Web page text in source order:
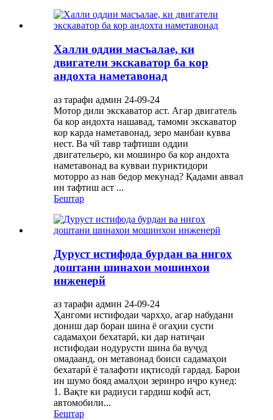
Халли оддии масъалае, ки
двигатели экскаватор ба кор
андохта наметавонад
аз тарафи админ 24-09-24
Мотор дили экскаватор аст. Агар двигатель
ба кор андохта нашавад, тамоми экскаватор
кор карда наметавонад, зеро манбаи кувва
нест. Ва чй тавр тафтиши оддии
двигательеро, ки мошинро ба кор андохта
наметавонад ва кувваи пуриктидори
моторро аз нав бедор мекунад? Қадами аввал
ин тафтиш аст ...
Бештар
Дуруст истифода бурдан ва нигох
доштани шинахои мошинхои
инженерй
аз тарафи админ 24-09-24
Ҳангоми истифодаи чархҳо, агар набудани
дониш дар бораи шина ё огаҳии сусти
садамаҳои бехатарӣ, ки дар натиҷаи
истифодаи нодурусти шина ба вуҷуд
омадаанд, он метавонад боиси садамаҳои
бехатарӣ ё талафоти иқтисодӣ гардад. Барои
ин шумо бояд амалҳои зеринро иҷро кунед:
1. Вақте ки радиуси гардиш кофӣ аст,
автомобили...
Бештар